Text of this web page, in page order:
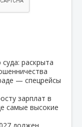
раскрыта
— спецрейсы
зарплат в
самые высокие